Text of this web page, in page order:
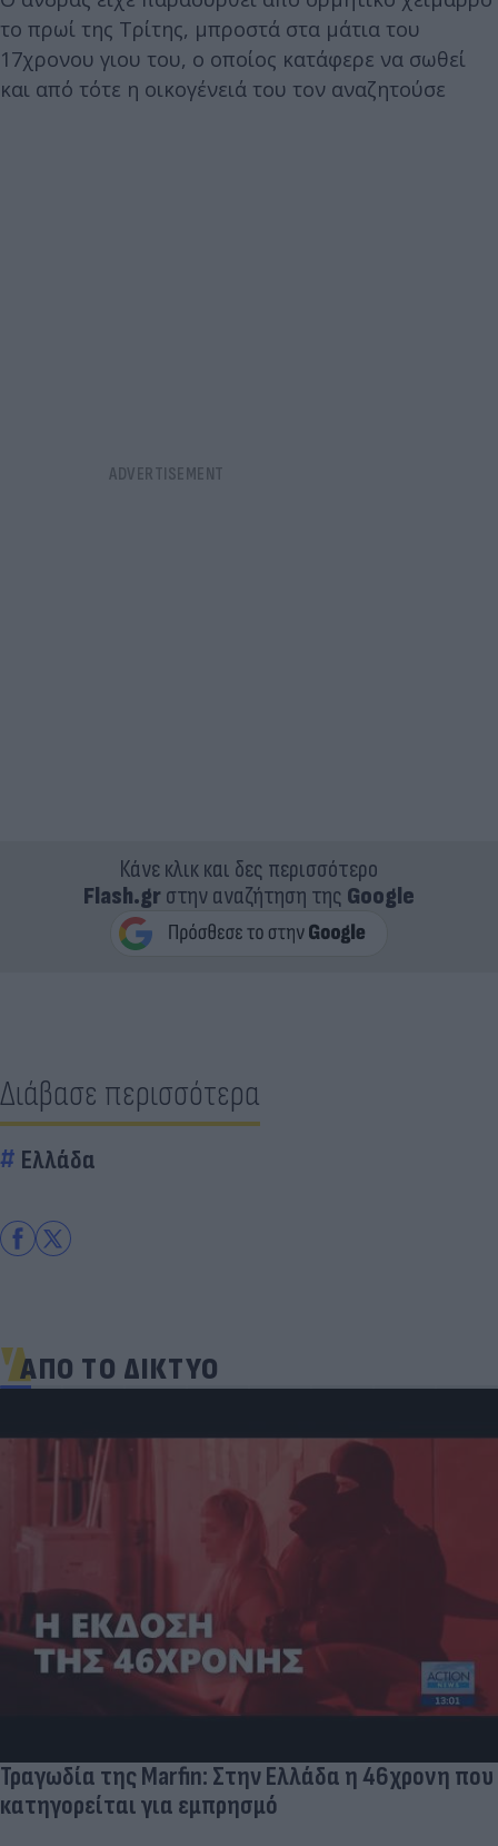
το πρωί της Τρίτης, μπροστά στα μάτια του
17χρονου γιου του, ο οποίος κατάφερε να σωθεί
και από τότε η οικογένειά του τον αναζητούσε
Κάνε κλικ και δες περισσότερο
Flash.grστην αναζήτηση της Google
Διάβασε περισσότερα
Ελλάδα
ΑΠΟ ΤΟ ΔΙΚΤΥΟ
Τουρκικές προκλήσεις στο Αιγαίο: Παραβιάσεις
και εμπλοκή με οπλισμένα F16